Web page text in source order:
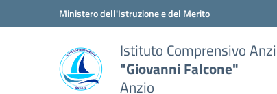
Vai ai contenuti
Vai al menu di navigazioneMinistero dell'Istruzione e del Merito
Istituto Comprensivo
"Giovanni Falcone"
Anzio